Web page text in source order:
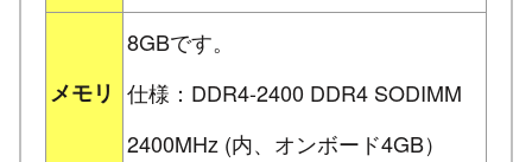
メモリ
8GBです。
仕様：DDR4-2400 DDR4 SODIMM
2400MHz (内、オンボード4GB）